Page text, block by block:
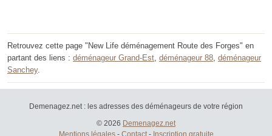
Retrouvez cette page "New Life déménagement Route des Forges" en
partant des liens : déménageur Grand-Est, déménageur 88, déménageur
Sanchey.
Demenagez.net : les adresses des déménageurs de votre région
© 2026 Demenagez.net